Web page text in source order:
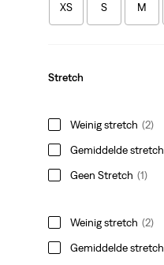
XS S M
Stretch
Weinig stretch (2)
Gemiddelde stretch
Geen Stretch (1)
Weinig stretch (2)
Gemiddelde stretch